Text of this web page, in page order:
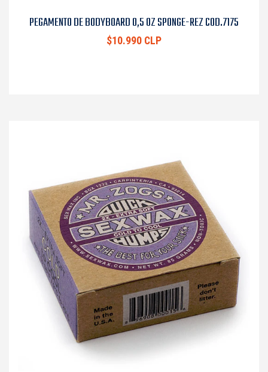
PEGAMENTO DE BODYBOARD 0,5 OZ SPONGE-REZ COD.7175
$10.990 CLP